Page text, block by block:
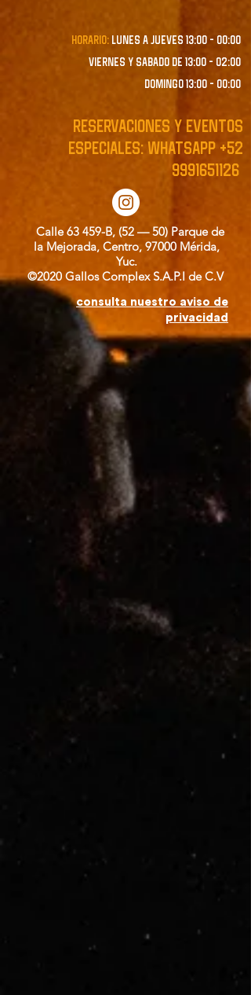
Horario: lunes a JUEVES 13:00 - 00:00
VIERNES Y SABADO de 13:00 - 02:00
domingo 13:00 - 00:00
RESERVACIONES y EVENTOS
ESPECIALES: WHATSAPP +52
9991651126
Calle 63 459-B, (52 — 50) Parque de
la Mejorada, Centro, 97000 Mérida,
Yuc.
©2020 Gallos Complex S.A.P.I de C.V
consulta nuestro aviso de
privacidad